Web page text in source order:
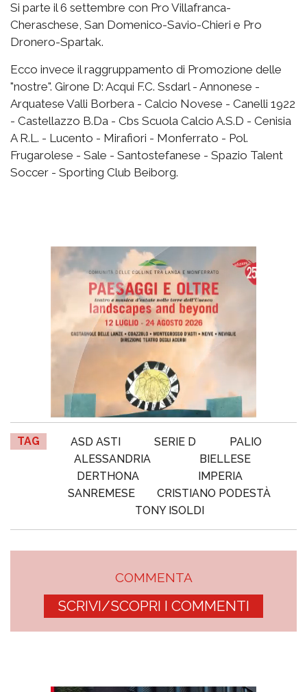
Si parte il 6 settembre con Pro Villafranca-
Cheraschese, San Domenico-Savio-Chieri e Pro
Dronero-Spartak.
Ecco invece il raggruppamento di Promozione delle
"nostre". Girone D: Acqui F.C. Ssdarl - Annonese -
Arquatese Valli Borbera - Calcio Novese - Canelli 1922
- Castellazzo B.Da - Cbs Scuola Calcio A.S.D - Cenisia
A R.L. - Lucento - Mirafiori - Monferrato - Pol.
Frugarolese - Sale - Santostefanese - Spazio Talent
Soccer - Sporting Club Beiborg.
TAG ASD ASTI SERIE D
PALIO
ALESSANDRIA
BIELLESE
DERTHONA
IMPERIA
SANREMESE
CRISTIANO PODESTÀ
TONY ISOLDI
COMMENTA
SCRIVI/SCOPRI I COMMENTI